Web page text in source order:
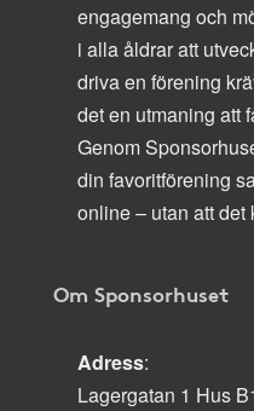
engagemang och
i alla åldrar att
driva en förening
det en utmaning att
Genom
din favoritförening
online – utan att det
Om Sponsorhuset
Adress:
Lagergatan 1 Hus